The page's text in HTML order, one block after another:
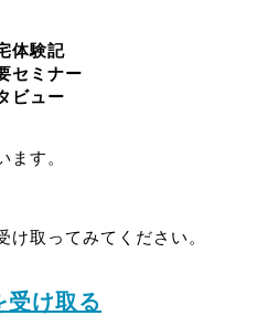
体験記
セミナー
ビュー
ます。
取ってみてください。
け取る